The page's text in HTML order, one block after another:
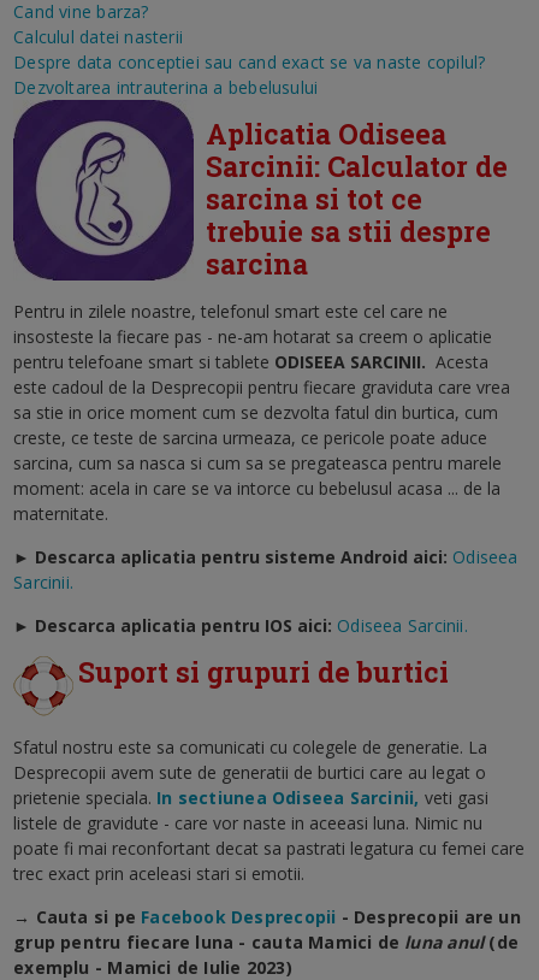
Cand vine barza?
Calculul datei nasterii
Despre data conceptiei sau cand exact se va naste copilul?
Dezvoltarea intrauterina a bebelusului
Aplicatia Odiseea
Sarcinii: Calculator de
sarcina si tot ce
trebuie sa stii despre
sarcina
Pentru in zilele noastre, telefonul smart este cel care ne
insosteste la fiecare pas - ne-am hotarat sa creem o aplicatie
pentru telefoane smart si tablete ODISEEA SARCINII. Acesta
este cadoul de la Desprecopii pentru fiecare graviduta care vrea
sa stie in orice moment cum se dezvolta fatul din burtica, cum
creste, ce teste de sarcina urmeaza, ce pericole poate aduce
sarcina, cum sa nasca si cum sa se pregateasca pentru marele
moment: acela in care se va intorce cu bebelusul acasa ... de la
maternitate.
► Descarca aplicatia pentru sisteme Android aici: Odiseea
Sarcinii.
► Descarca aplicatia pentru IOS aici: Odiseea Sarcinii.
Suport si grupuri de burtici
Sfatul nostru este sa comunicati cu colegele de generatie. La
Desprecopii avem sute de generatii de burtici care au legat o
prietenie speciala. In sectiunea Odiseea Sarcinii, veti gasi
listele de gravidute - care vor naste in aceeasi luna. Nimic nu
poate fi mai reconfortant decat sa pastrati legatura cu femei care
trec exact prin aceleasi stari si emotii.
→ Cauta si pe Facebook Desprecopii - Desprecopii are un
grup pentru fiecare luna - cauta Mamici de luna anul (de
exemplu - Mamici de Iulie 2023)